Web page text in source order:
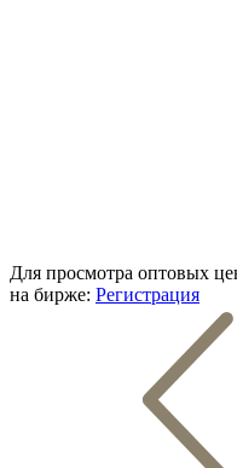
Для просмотра оптовых
на бирже: Регистрация